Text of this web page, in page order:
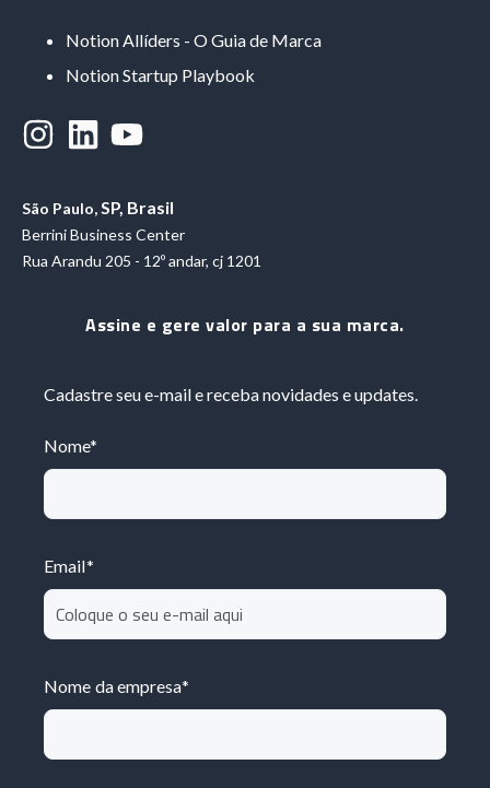
Notion Allíders - O Guia de Marca
Notion Startup Playbook
São Paulo, SP, Brasil
Berrini Business Center
Rua Arandu 205 - 12º andar, cj 1201
Assine e gere valor para a sua marca.
Cadastre seu e-mail e receba novidades e updates.
Nome*
Email*
Nome da empresa*